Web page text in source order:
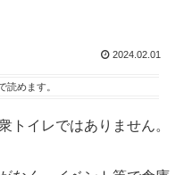
2024.02.01
読めます。
トイレではありません。